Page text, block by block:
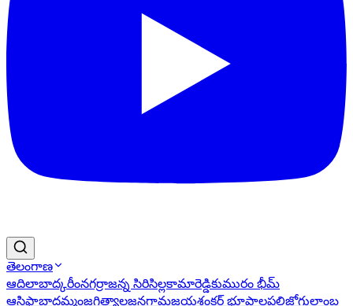
తెలంగాణ
ఆదిలాబాద్కరీంనగర్రాజన్న సిరిసిల్లకామారెడ్డికుమురం భీమ్
ఆసిఫాబాద్ఖమ్మంజగిత్యాలజనగామజయశంకర్ భూపాలపల్లిజోగులాంబ